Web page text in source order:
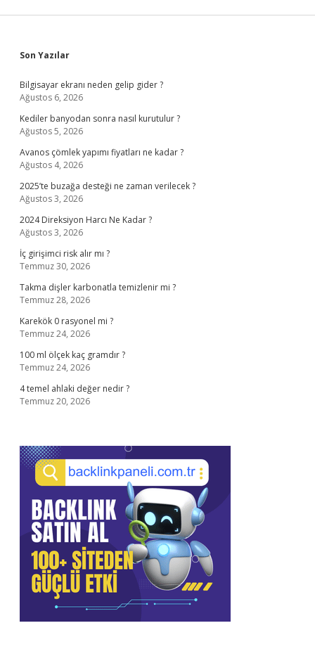
Sidebar
Son Yazılar
Bilgisayar ekranı neden gelip gider ?
Ağustos 6, 2026
Kediler banyodan sonra nasıl kurutulur ?
Ağustos 5, 2026
Avanos çömlek yapımı fiyatları ne kadar ?
Ağustos 4, 2026
2025’te buzağa desteği ne zaman verilecek ?
Ağustos 3, 2026
2024 Direksiyon Harcı Ne Kadar ?
Ağustos 3, 2026
İç girişimci risk alır mı ?
Temmuz 30, 2026
Takma dişler karbonatla temizlenir mi ?
Temmuz 28, 2026
Karekök 0 rasyonel mi ?
Temmuz 24, 2026
100 ml ölçek kaç gramdır ?
Temmuz 24, 2026
4 temel ahlaki değer nedir ?
Temmuz 20, 2026